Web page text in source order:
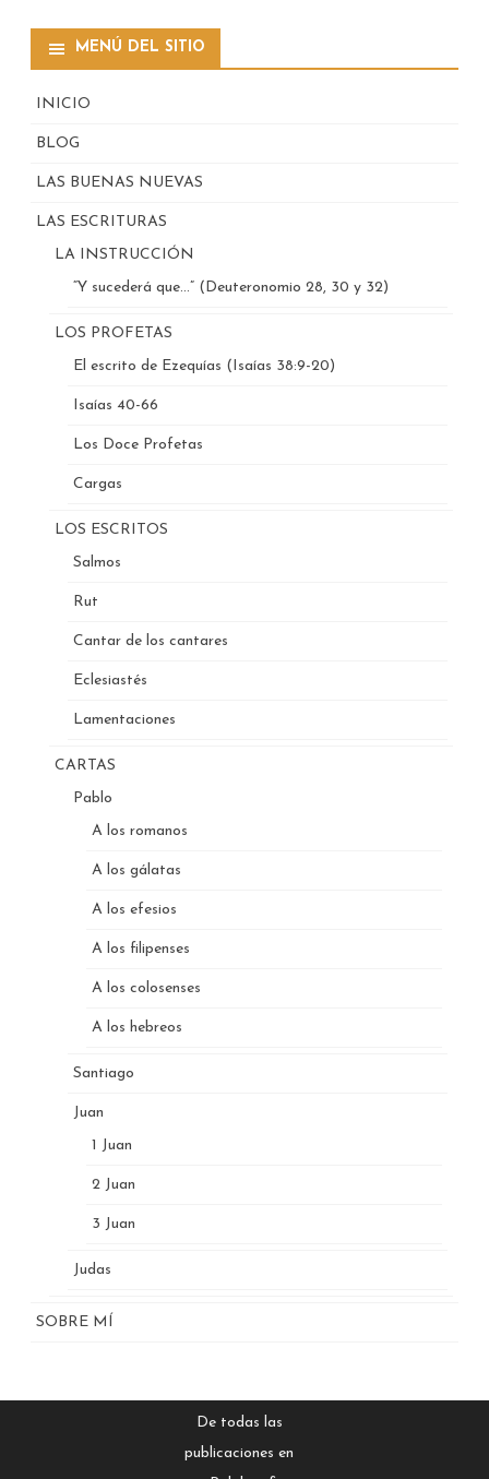
MENÚ DEL SITIO
INICIO
BLOG
LAS BUENAS NUEVAS
LAS ESCRITURAS
LA INSTRUCCIÓN
“Y sucederá que…” (Deuteronomio 28, 30 y 32)
LOS PROFETAS
El escrito de Ezequías (Isaías 38:9-20)
Isaías 40-66
Los Doce Profetas
Cargas
LOS ESCRITOS
Salmos
Rut
Cantar de los cantares
Eclesiastés
Lamentaciones
CARTAS
Pablo
A los romanos
A los gálatas
A los efesios
A los filipenses
A los colosenses
A los hebreos
Santiago
Juan
1 Juan
2 Juan
3 Juan
Judas
SOBRE MÍ
De todas las
publicaciones en